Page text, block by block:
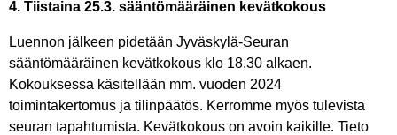
4. Tiistaina 25.3. sääntömääräinen kevätkokous
Luennon jälkeen pidetään Jyväskylä-Seuran
sääntömääräinen kevätkokous klo 18.30 alkaen.
Kokouksessa käsitellään mm. vuoden 2024
toimintakertomus ja tilinpäätös. Kerromme myös tulevista
seuran tapahtumista. Kevätkokous on avoin kaikille. Tieto